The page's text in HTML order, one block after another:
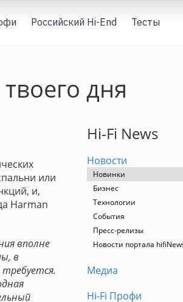
Российский Hi-End Тесты
дня
или
и,
Harman
вполне
в
Hi-Fi News
Новости
Новинки
Бизнес
Технологии
События
Пресс-релизы
Новости портала
Медиа
Hi-Fi Профи